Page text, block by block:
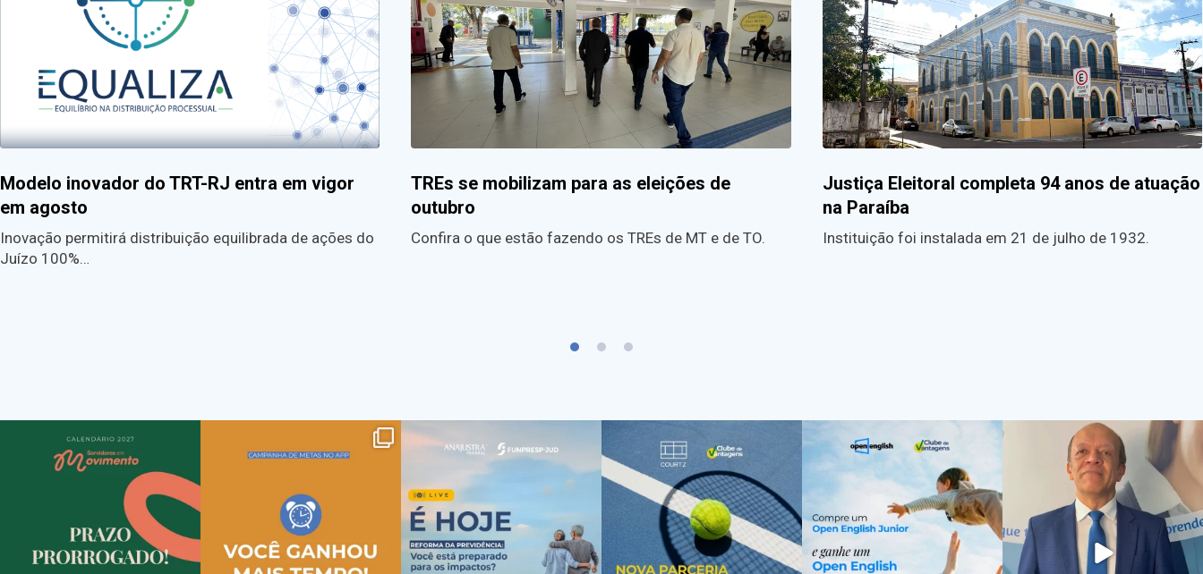
Modelo inovador do TRT-RJ entra em vigor
em agosto
Inovação permitirá distribuição equilibrada de ações do
Juízo 100%…
TREs se mobilizam para as eleições de
outubro
Confira o que estão fazendo os TREs de MT e de TO.
Justiça Eleitoral completa 94 anos de atuação
na Paraíba
Instituição foi instalada em 21 de julho de 1932.